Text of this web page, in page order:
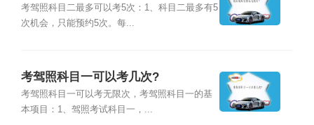
考驾照科目二最多可以考5次：1、科目二最多有5
次机会，只能预约5次。每...
考驾照科目一可以考几次?
考驾照科目一可以考无限次，考驾照科目一的基
本项目：1、驾照考试科目一，...